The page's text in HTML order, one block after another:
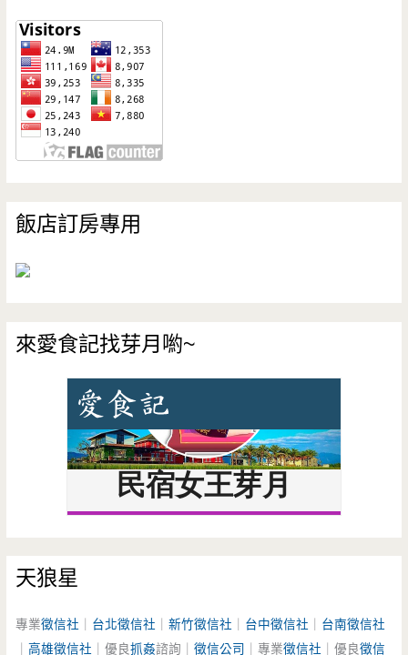
飯店訂房專用
來愛食記找芽月喲~
天狼星
專業徵信社 台北徵信社 ｜新竹徵信社 台中徵信社
台南徵信社
｜高雄徵信社 ｜優良抓姦諮詢｜徵信公司 ｜專業徵信社 ｜優良徵信